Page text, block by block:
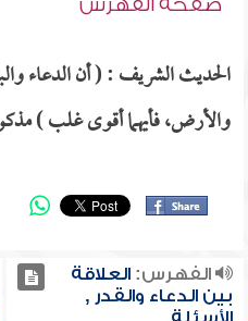
صفحة الفهرس
الحديث الشريف : ( أن الدعاء
والأرض، فأيهما أقوى غلب )
الفهرس:العلاقة
بين الدعاء والقدر ,